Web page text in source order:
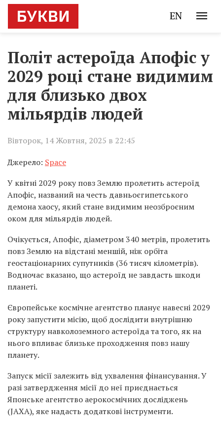
EN
Політ астероїда Апофіс у
2029 році стане видимим
для близько двох
мільярдів людей
Вівторок, 14 Жовтня, 2025 в 22:45
Джерело: Space
У квітні 2029 року повз Землю пролетить астероїд
Апофіс, названий на честь давньоєгипетського
демона хаосу, який стане видимим неозброєним
оком для мільярдів людей.
Очікується, Апофіс, діаметром 340 метрів, пролетить
повз Землю на відстані меншій, ніж орбіта
геостаціонарних супутників (36 тисяч кілометрів).
Водночас вказано, що астероїд не завдасть шкоди
планеті.
Європейське космічне агентство планує навесні 2029
року запустити місію, щоб дослідити внутрішню
структуру навколоземного астероїда та того, як на
нього впливає близьке проходження повз нашу
планету.
Запуск місії залежить від ухвалення фінансування. У
разі затвердження місії до неї приєднається
Японське агентство аерокосмічних досліджень
(JAXA), яке надасть додаткові інструменти.